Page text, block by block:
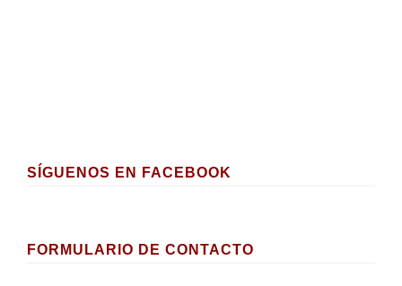
SÍGUENOS EN FACEBOOK
FORMULARIO DE CONTACTO